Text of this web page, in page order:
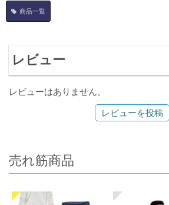
商品一覧
レビュー
レビューはありません。
レビューを投稿
売れ筋商品